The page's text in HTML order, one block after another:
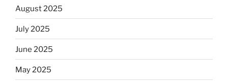
August 2025
July 2025
June 2025
May 2025